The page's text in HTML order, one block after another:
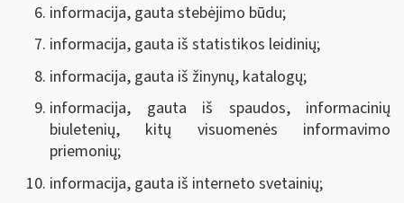
informacija, gauta stebėjimo būdu;
informacija, gauta iš statistikos leidinių;
informacija, gauta iš žinynų, katalogų;
informacija, gauta iš spaudos, informacinių
biuletenių, kitų visuomenės informavimo
priemonių;
informacija, gauta iš interneto svetainių;